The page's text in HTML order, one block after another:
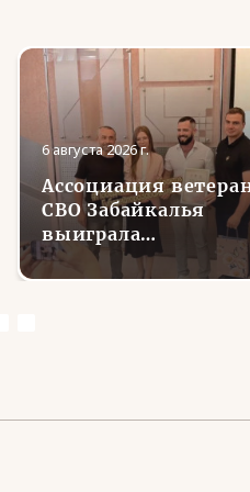
6 августа 2026 г.
Ассоциация
СВО Забайкалья
выиграла
губернаторский
на проект «Урок